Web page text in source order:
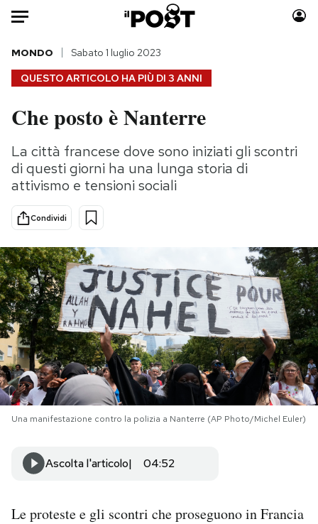
HOME
Italia
Politica
Tecnologia
Scienza
Economia
Sport
Moda
Consumismi
Storie/Idee
Mondiali calcio 2026
PODCAST
NEWSLETTER
QUESTO ARTICOLO HA PIÙ DI 3 ANNI
MONDO Sabato 1 luglio 2023
Che posto è Nanterre
La città francese dove sono iniziati gli scontri
di questi giorni ha una lunga storia di
attivismo e tensioni sociali
Condividi
Una manifestazione contro la polizia a Nanterre (AP Photo/Michel Euler)
Ascolta l'articolo 04:52
Le proteste e gli scontri che proseguono in Francia